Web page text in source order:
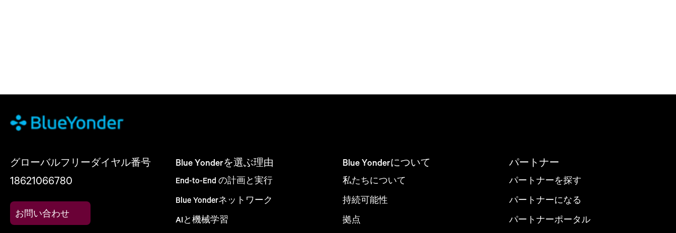
グローバルフリーダイヤル番号
18621066780
お問い合わせ
Blue Yonderを選ぶ理由
End-to-End の計画と実行
Blue Yonderネットワーク
AIと機械学習
Blue Yonderについて
私たちについて
持続可能性
拠点
パートナー
パートナーを探す
パートナーになる
パートナーポータル